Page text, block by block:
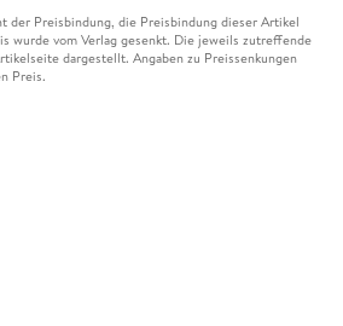
der Preisbindung, die Preisbindung dieser Artikel
wurde vom Verlag gesenkt. Die jeweils zutreffende
dargestellt. Angaben zu Preissenkungen
Preis.